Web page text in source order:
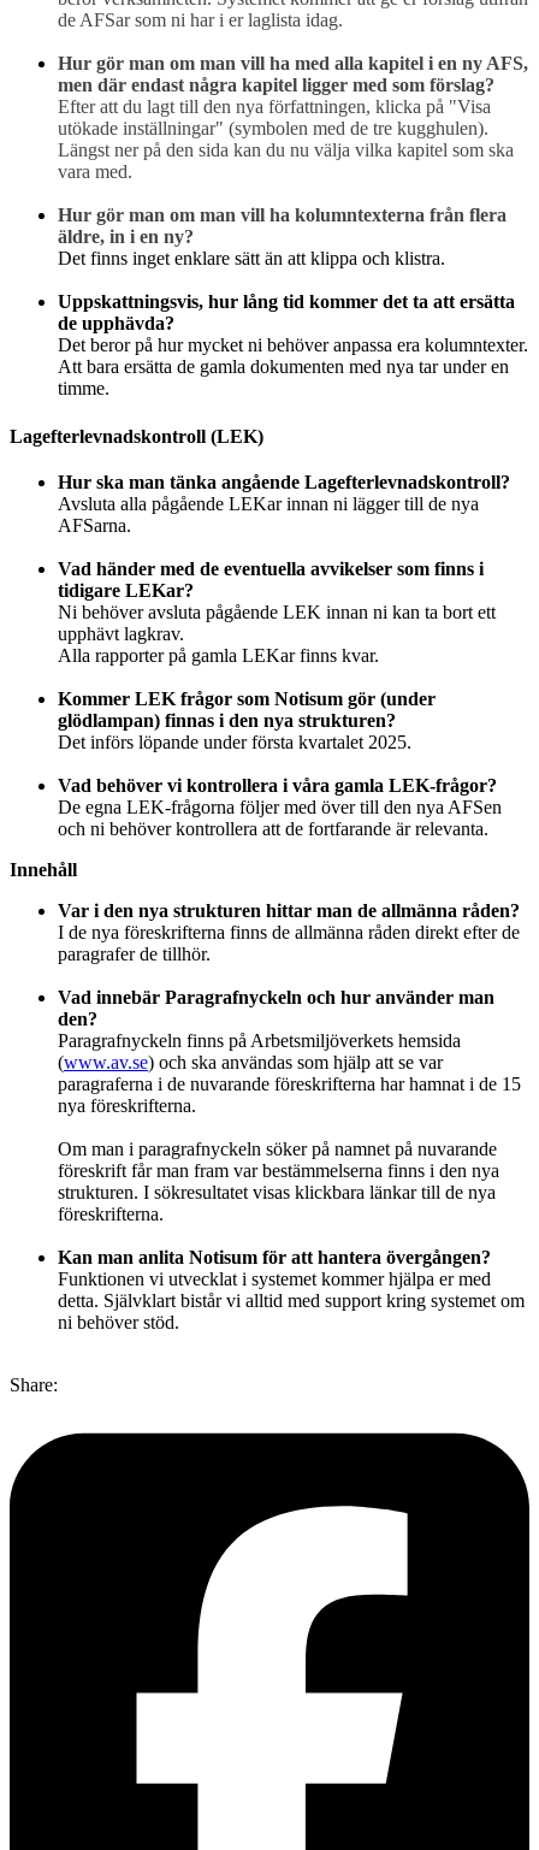
de AFSar som ni har i er laglista idag.
Hur gör man om man vill ha med alla kapitel i en ny AFS,
men där endast några kapitel ligger med som förslag?
Efter att du lagt till den nya författningen, klicka på "Visa
utökade inställningar" (symbolen med de tre kugghulen).
Längst ner på den sida kan du nu välja vilka kapitel som ska
vara med.
Hur gör man om man vill ha kolumntexterna från flera
äldre, in i en ny?
Det finns inget enklare sätt än att klippa och klistra.
Uppskattningsvis, hur lång tid kommer det ta att ersätta
de upphävda?
Det beror på hur mycket ni behöver anpassa era kolumntexter.
Att bara ersätta de gamla dokumenten med nya tar under en
timme.
Lagefterlevnadskontroll (LEK)
Hur ska man tänka angående Lagefterlevnadskontroll?
Avsluta alla pågående LEKar innan ni lägger till de nya
AFSarna.
Vad händer med de eventuella avvikelser som finns i
tidigare LEKar?
Ni behöver avsluta pågående LEK innan ni kan ta bort ett
upphävt lagkrav.
Alla rapporter på gamla LEKar finns kvar.
Kommer LEK frågor som Notisum gör (under
glödlampan) finnas i den nya strukturen?
Det införs löpande under första kvartalet 2025.
Vad behöver vi kontrollera i våra gamla LEK-frågor?
De egna LEK-frågorna följer med över till den nya AFSen
och ni behöver kontrollera att de fortfarande är relevanta.
Innehåll
Var i den nya strukturen hittar man de allmänna råden?
I de nya föreskrifterna finns de allmänna råden direkt efter de
paragrafer de tillhör.
Vad innebär Paragrafnyckeln och hur använder man
den?
Paragrafnyckeln finns på Arbetsmiljöverkets hemsida
(www.av.se) och ska användas som hjälp att se var
paragraferna i de nuvarande föreskrifterna har hamnat i de 15
nya föreskrifterna.
Om man i paragrafnyckeln söker på namnet på nuvarande
föreskrift får man fram var bestämmelserna finns i den nya
strukturen. I sökresultatet visas klickbara länkar till de nya
föreskrifterna.
Kan man anlita Notisum för att hantera övergången?
Funktionen vi utvecklat i systemet kommer hjälpa er med
detta. Självklart bistår vi alltid med support kring systemet om
ni behöver stöd.
Share: